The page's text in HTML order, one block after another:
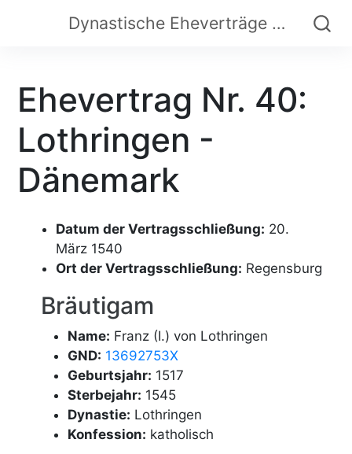
Dynastische Eheverträge der Frühen Neuzeit
Ehevertrag Nr. 40:
Lothringen -
Dänemark
Datum der Vertragsschließung: 20.
März 1540
Ort der Vertragsschließung: Regensburg
Bräutigam
Name: Franz (I.) von Lothringen
GND: 13692753X
Geburtsjahr: 1517
Sterbejahr: 1545
Dynastie: Lothringen
Konfession: katholisch